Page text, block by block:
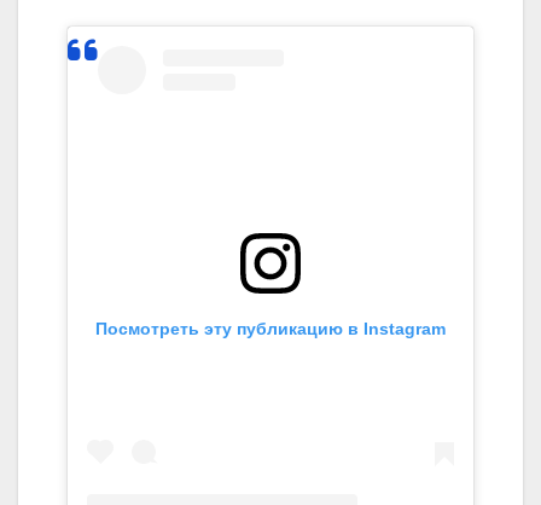
Посмотреть эту публикацию в Instagram